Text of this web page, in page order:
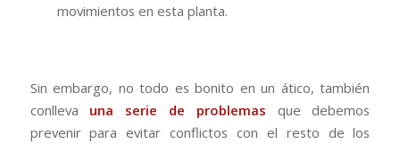
movimientos en esta planta.
Sin embargo, no todo es bonito en un ático, también
conlleva una serie de problemas que debemos
prevenir para evitar conflictos con el resto de los